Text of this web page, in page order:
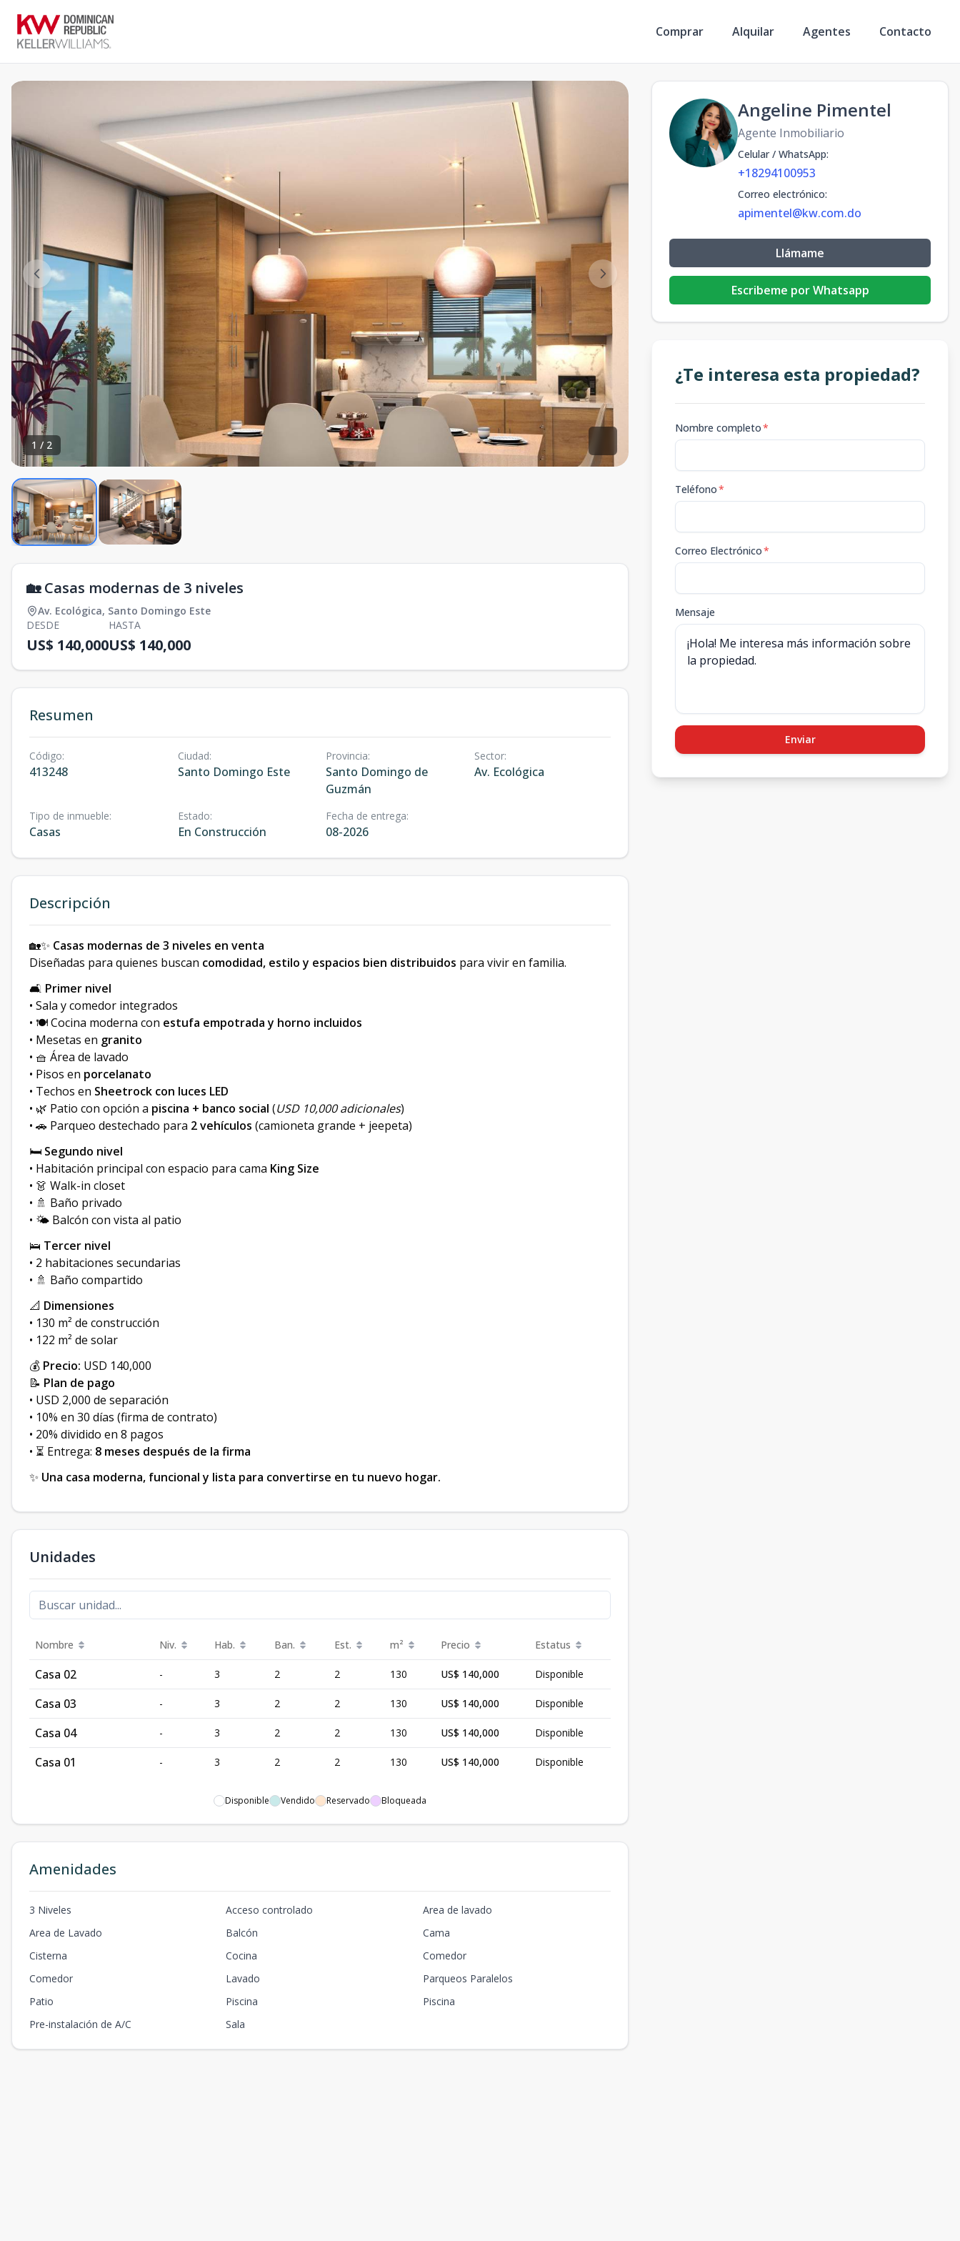
Comprar Alquilar Agentes Contacto
1 / 2
🏡 Casas modernas de 3 niveles
Av. Ecológica, Santo Domingo Este
DESDE
US$ 140,000
HASTA
US$ 140,000
Resumen
Código:
413248
Ciudad:
Santo Domingo Este
Provincia:
Santo Domingo de
Guzmán
Sector:
Av. Ecológica
Tipo de inmueble:
Casas
Estado:
En Construcción
Fecha de entrega:
08-2026
Descripción
🏡✨ Casas modernas de 3 niveles en venta
Diseñadas para quienes buscan comodidad, estilo y espacios bien distribuidos para vivir en familia.
🛋️ Primer nivel
• Sala y comedor integrados
• 🍽️ Cocina moderna con estufa empotrada y horno incluidos
• Mesetas en granito
• 🧺 Área de lavado
• Pisos en porcelanato
• Techos en Sheetrock con luces LED
• 🌿 Patio con opción a piscina + banco social (USD 10,000 adicionales)
• 🚗 Parqueo destechado para 2 vehículos (camioneta grande + jeepeta)
🛏️ Segundo nivel
• Habitación principal con espacio para cama King Size
• 👗 Walk-in closet
• 🚿 Baño privado
• 🌤️ Balcón con vista al patio
🛌 Tercer nivel
• 2 habitaciones secundarias
• 🚿 Baño compartido
📐 Dimensiones
• 130 m² de construcción
• 122 m² de solar
💰 Precio: USD 140,000
📝 Plan de pago
• USD 2,000 de separación
• 10% en 30 días (firma de contrato)
• 20% dividido en 8 pagos
• ⏳ Entrega: 8 meses después de la firma
✨ Una casa moderna, funcional y lista para convertirse en tu nuevo hogar.
Unidades
Nombre Niv. Hab. Ban. Est. m² Precio Estatus
Casa 02 - 3 2 2 130 US$ 140,000 Disponible
Casa 03 - 3 2 2 130 US$ 140,000 Disponible
Casa 04 - 3 2 2 130 US$ 140,000 Disponible
Casa 01 - 3 2 2 130 US$ 140,000 Disponible
Disponible Vendido Reservado Bloqueada
Amenidades
3 Niveles Acceso controlado
Area de lavado
Area de Lavado
Balcón
Cama
Cisterna
Cocina
Comedor
Comedor
Lavado
Parqueos Paralelos
Patio
Piscina
Piscina
Pre-instalación de A/C
Sala
Angeline Pimentel
Agente Inmobiliario
Celular / WhatsApp:
+18294100953
Correo electrónico:
apimentel@kw.com.do
Llámame
Escribeme por Whatsapp
¿Te interesa esta propiedad?
Nombre completo*
Teléfono*
Correo Electrónico*
Mensaje
Enviar